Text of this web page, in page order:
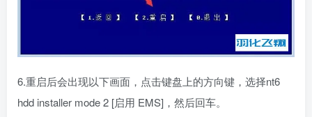
6.重启后会出现以下画面，点击键盘上的方向键，选择nt6
hdd installer mode 2 [启用 EMS]，然后回车。